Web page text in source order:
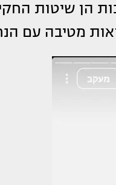
הן שיטות
מטיבה עם